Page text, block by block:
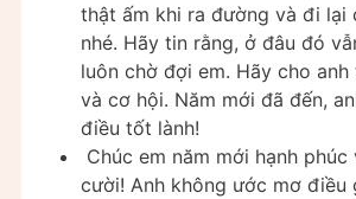
thật ấm khi ra đường và đi lại
nhé. Hãy tin rằng, ở đâu đó
luôn chờ đợi em. Hãy cho
và cơ hội. Năm mới đã đến,
điều tốt lành!
Chúc em năm mới hạnh phúc
cười! Anh không ước mơ điều